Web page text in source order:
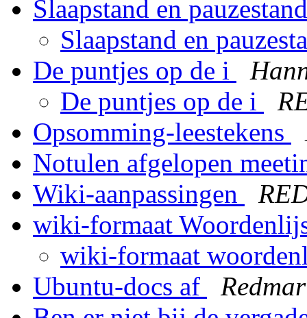
Slaapstand en
Slaapstand en
De puntjes op de i
De puntjes op de i
Opsomming-leestekens
Notulen afgelopen
Wiki-aanpassingen
wiki-formaat
wiki-formaat
Ubuntu-docs af
Redmar